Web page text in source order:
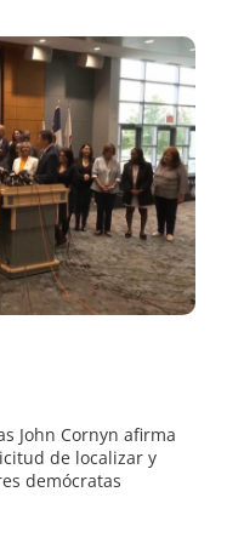
John Cornyn afirma
de localizar y
demócratas